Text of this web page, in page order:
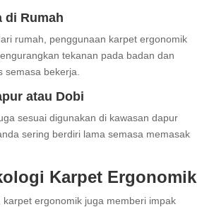
di Rumah
rumah, penggunaan karpet ergonomik
tekanan pada badan dan
semasa bekerja.
atau Dobi
sesuai digunakan di kawasan dapur
sering berdiri lama semasa memasak
Karpet Ergonomik
karpet ergonomik juga memberi impak